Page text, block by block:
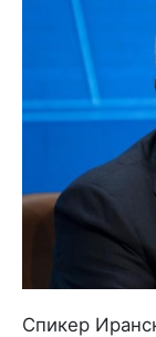
Спикер